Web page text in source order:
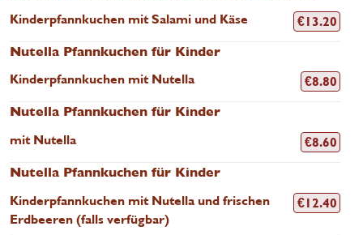
Kinderpfannkuchen mit Salami und Käse
€13.20
Nutella Pfannkuchen für Kinder
Kinderpfannkuchen mit Nutella
€8.80
Nutella Pfannkuchen für Kinder
mit Nutella
€8.60
Nutella Pfannkuchen für Kinder
Kinderpfannkuchen mit Nutella und frischen
Erdbeeren (falls verfügbar)
€12.40